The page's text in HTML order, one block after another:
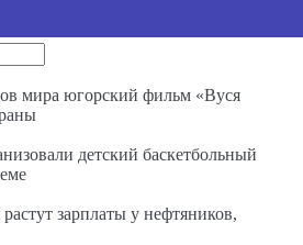
мира югорский фильм «Вуся
детский баскетбольный
зарплаты у нефтяников,